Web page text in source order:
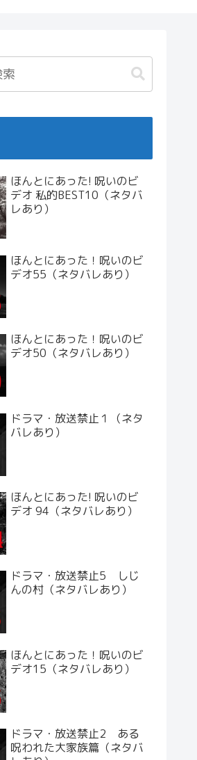
ほんとにあった! 呪いのビ
デオ 私的BEST10（ネタバ
レあり）
ほんとにあった！呪いのビ
デオ55（ネタバレあり）
ほんとにあった！呪いのビ
デオ50（ネタバレあり）
ドラマ・放送禁止１（ネタ
バレあり）
ほんとにあった! 呪いのビ
デオ 94（ネタバレあり）
ドラマ・放送禁止5 しじ
んの村（ネタバレあり）
ほんとにあった！呪いのビ
デオ15（ネタバレあり）
ドラマ・放送禁止2 ある
呪われた大家族篇（ネタバ